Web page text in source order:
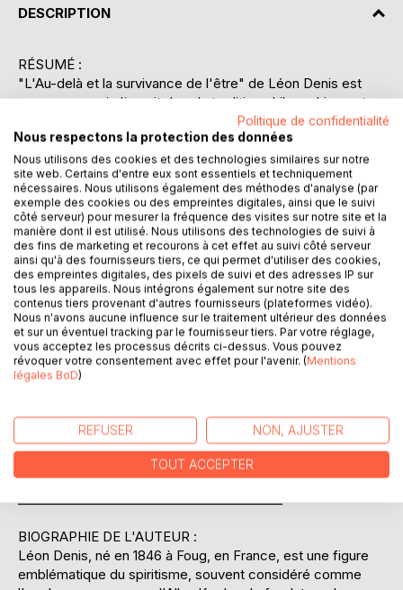
DESCRIPTION
RÉSUMÉ :
"L'Au-delà et la survivance de l'être" de Léon Denis est
une oeuvre qui s'inscrit dans la tradition philosophique et
spirituelle, explorant les mystères de la vie après la mort.
Denis, un penseur influent du spiritisme, propose une
réflexion profonde sur la continuité de l'existence au-delà
de la vie terrestre. À travers une analyse rigoureuse et
nuancée, l'auteur examine les preuves et les témoignages
qui soutiennent l'idée de la survie de l'âme. Il aborde des
concepts clés tels que la réincarnation, la communication
avec les esprits et le rôle de l'intuition dans la
compréhension des réalités invisibles. Denis utilise une
approche théosophique pour relier les enseignements
spirituels avec les principes philosophiques, offrant ainsi
une perspective enrichissante et stimulante. Ce livre
s'adresse à ceux qui cherchent à approfondir leur
compréhension des questions existentielles et à explorer
les dimensions spirituelles de l'être humain. En intégrant
un pont entre le monde matériel et l'univers spirituel,
invitant le lecteur à une introspection sur sa propre
existence et son rapport à l'infini.
__________________________________________
BIOGRAPHIE DE L'AUTEUR :
Léon Denis, né en 1846 à Foug, en France, est une figure
emblématique du spiritisme, souvent considéré comme
Politique de confidentialité
Nous respectons la protection des données
Nous utilisons des cookies et des technologies similaires sur notre
site web. Certains d'entre eux sont essentiels et techniquement
nécessaires. Nous utilisons également des méthodes d'analyse (par
exemple des cookies ou des empreintes digitales, ainsi que le suivi
côté serveur) pour mesurer la fréquence des visites sur notre site et la
manière dont il est utilisé. Nous utilisons des technologies de suivi à
des fins de marketing et recourons à cet effet au suivi côté serveur
ainsi qu'à des fournisseurs tiers, ce qui permet d'utiliser des cookies,
des empreintes digitales, des pixels de suivi et des adresses IP sur
tous les appareils. Nous intégrons également sur notre site des
contenus tiers provenant d'autres fournisseurs (plateformes vidéo).
Nous n'avons aucune influence sur le traitement ultérieur des données
et sur un éventuel tracking par le fournisseur tiers. Par votre réglage,
vous acceptez les processus décrits ci-dessus. Vous pouvez
révoquer votre consentement avec effet pour l'avenir. (Mentions
légales BoD)
REFUSER NON, AJUSTER
TOUT ACCEPTER